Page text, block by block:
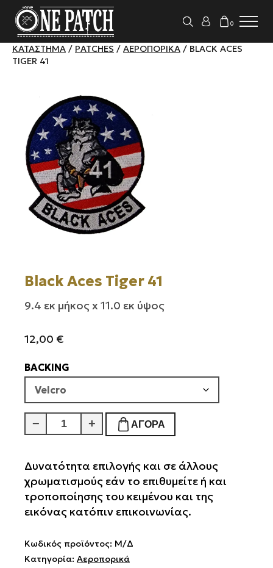
0
ΚΑΤΆΣΤΗΜΑ / PATCHES / ΑΕΡΟΠΟΡΙΚΆ / BLACK ACES
TIGER 41
Black Aces Tiger 41
9.4 εκ μήκος x 11.0 εκ ύψος
12,00 €
BACKING
−
Black
Aces
41
ποσότητα
+ ΑΓΟΡΆ
Δυνατότητα επιλογής και σε άλλους
χρωματισμούς εάν το επιθυμείτε ή και
τροποποίησης του κειμένου και της
εικόνας κατόπιν επικοινωνίας.
Κωδικός προϊόντος: Μ/Δ
Κατηγορία: Αεροπορικά